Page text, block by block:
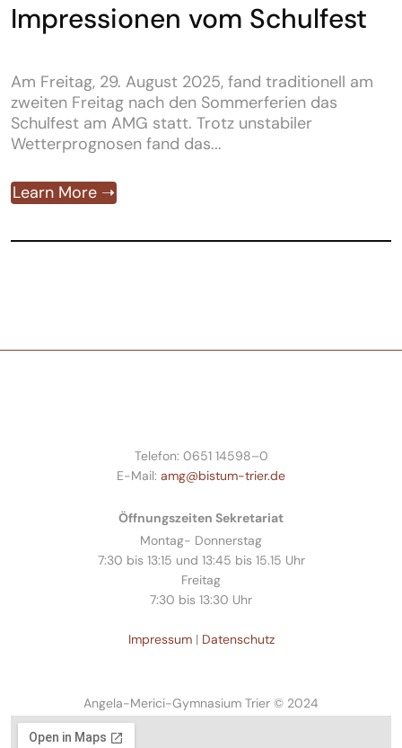
Impressionen vom Schulfest
Am Freitag, 29. August 2025, fand traditionell am
zweiten Freitag nach den Sommerferien das
Schulfest am AMG statt. Trotz unstabiler
Wetterprognosen fand das...
Learn More ➝
Telefon: 0651 14598–0
E-Mail: amg@bistum-trier.de
Öffnungszeiten Sekretariat
Montag- Donnerstag
7:30 bis 13:15 und 13:45 bis 15.15 Uhr
Freitag
7:30 bis 13:30 Uhr
Impressum| Datenschutz
Angela-Merici-Gymnasium Trier © 2024